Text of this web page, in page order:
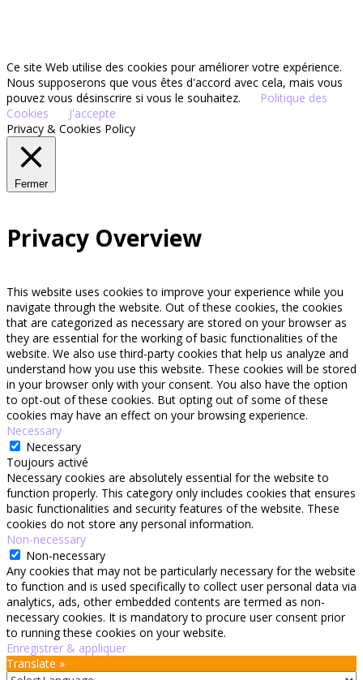
Ce site Web utilise des cookies pour améliorer votre expérience.
Nous supposerons que vous êtes d'accord avec cela, mais vous
pouvez vous désinscrire si vous le souhaitez.
Politique des
Cookies
J'accepte
Privacy & Cookies Policy
Fermer
Privacy Overview
This website uses cookies to improve your experience while you
navigate through the website. Out of these cookies, the cookies
that are categorized as necessary are stored on your browser as
they are essential for the working of basic functionalities of the
website. We also use third-party cookies that help us analyze and
understand how you use this website. These cookies will be stored
in your browser only with your consent. You also have the option
to opt-out of these cookies. But opting out of some of these
cookies may have an effect on your browsing experience.
Necessary
Necessary
Toujours activé
Necessary cookies are absolutely essential for the website to
function properly. This category only includes cookies that ensures
basic functionalities and security features of the website. These
cookies do not store any personal information.
Non-necessary
Non-necessary
Any cookies that may not be particularly necessary for the website
to function and is used specifically to collect user personal data via
analytics, ads, other embedded contents are termed as non-
necessary cookies. It is mandatory to procure user consent prior
to running these cookies on your website.
Enregistrer & appliquer
Translate »